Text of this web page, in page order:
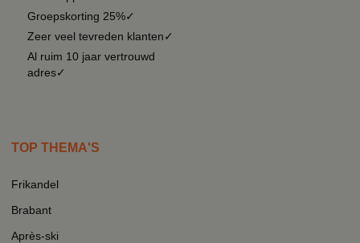
Groepskorting 25%✓
Zeer veel tevreden klanten✓
Al ruim 10 jaar vertrouwd
adres✓
TOP THEMA'S
Frikandel
Brabant
Après-ski